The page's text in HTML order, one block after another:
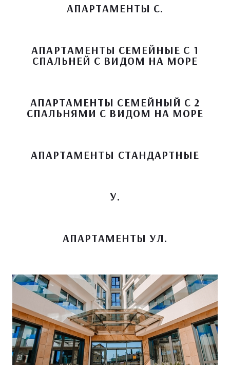
АПАРТАМЕНТЫ С.
АПАРТАМЕНТЫ СЕМЕЙНЫЕ С 1
СПАЛЬНЕЙ С ВИДОМ НА МОРЕ
АПАРТАМЕНТЫ СЕМЕЙНЫЙ С 2
СПАЛЬНЯМИ С ВИДОМ НА МОРЕ
АПАРТАМЕНТЫ СТАНДАРТНЫЕ
У.
АПАРТАМЕНТЫ УЛ.